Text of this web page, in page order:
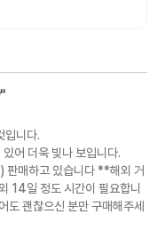
"
입니다.
어 더욱 빛나 보입니다.
매하고 있습니다 **해외 거
14일 정도 시간이 필요합니
도 괜찮으신 분만 구매해주세